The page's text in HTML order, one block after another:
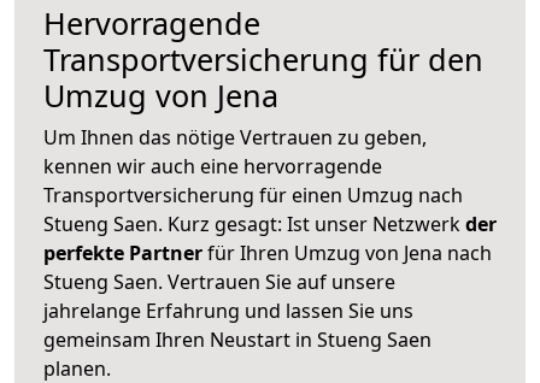
Hervorragende
Transportversicherung für den
Umzug von Jena
Um Ihnen das nötige Vertrauen zu geben,
kennen wir auch eine hervorragende
Transportversicherung für einen Umzug nach
Stueng Saen. Kurz gesagt: Ist unser Netzwerkder
perfekte Partnerfür Ihren Umzug von Jena nach
Stueng Saen. Vertrauen Sie auf unsere
jahrelange Erfahrung und lassen Sie uns
gemeinsam Ihren Neustart in Stueng Saen
planen.